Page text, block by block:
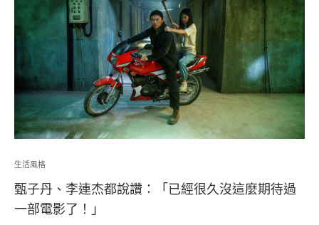
生活風格
甄子丹、李連杰都說讚：「已經很久沒這麼期待過
一部電影了！」